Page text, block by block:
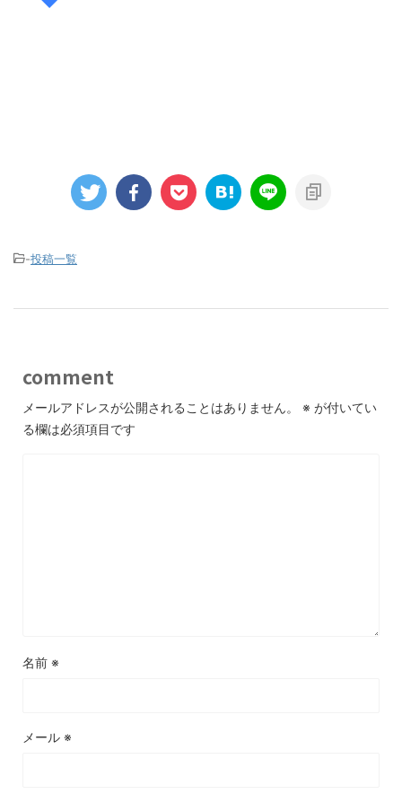
-投稿一覧
comment
メールアドレスが公開されることはありません。 ※ が付いてい
る欄は必須項目です
名前 ※
メール ※